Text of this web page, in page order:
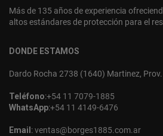
Más de 135 años de experiencia
altos estándares de protección para el
DONDE ESTAMOS
Dardo Rocha 2738 (1640) Martinez,
Teléfono:+54 11 7079-1885
WhatsApp:+54 11 4149-6476
Email :ventas@borges1885.com.ar